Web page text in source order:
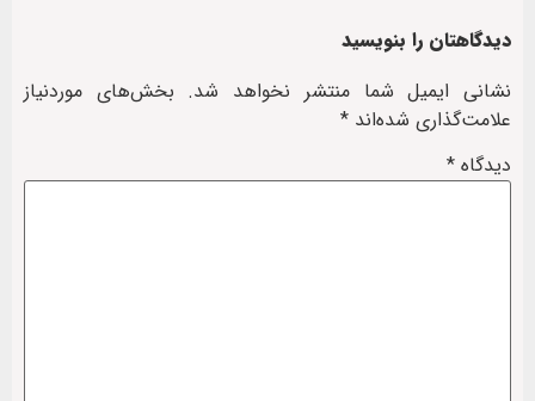
دیدگاهتان را بنویسید
نشانی ایمیل شما منتشر نخواهد شد. بخش‌های موردنیاز
علامت‌گذاری شده‌اند *
دیدگاه *